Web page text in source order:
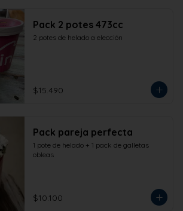
Pack 2 potes 473cc
2 potes de helado a elección
$15.490
Pack pareja perfecta
1 pote de helado + 1 pack de galletas
obleas
$10.100